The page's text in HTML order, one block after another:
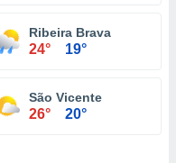
Ribeira Brava
24° 19°
São Vicente
26° 20°